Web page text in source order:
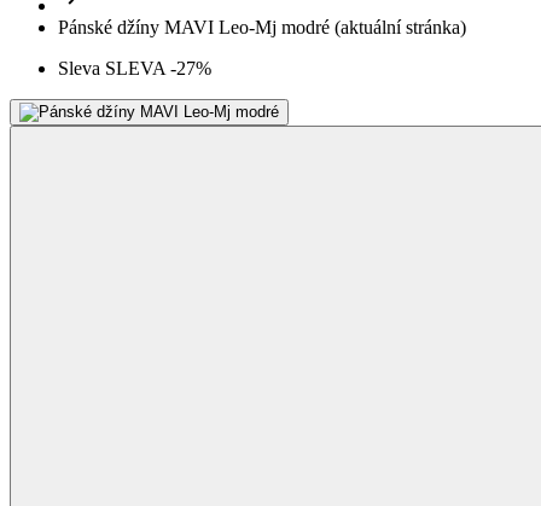
Pánské džíny MAVI Leo-Mj modré (aktuální stránka)
Sleva SLEVA -27%